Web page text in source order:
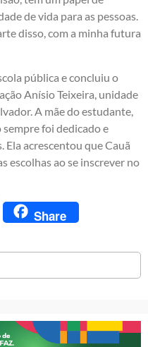
de vida para as pessoas.
disso, com a minha futura
pública e concluiu o
Anísio Teixeira, unidade
A mãe do estudante,
foi dedicado e
Ela acrescentou que Cauã
escolhas ao se inscrever no
PrintFriendly
Share